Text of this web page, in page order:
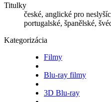
Titulky
české, anglické pro
portugalské, španělské,
Kategorizácia
Filmy
Blu-ray filmy
3D Blu-ray